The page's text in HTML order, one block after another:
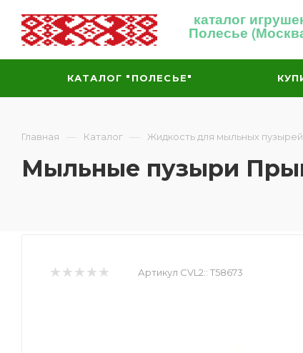
каталог
Полесье
КАТАЛОГ "ПОЛЕСЬЕ"
Главная — Каталог — Жидкость для мыльных пузырей
Мыльные пузыри
Артикул CVL2:: Т58673